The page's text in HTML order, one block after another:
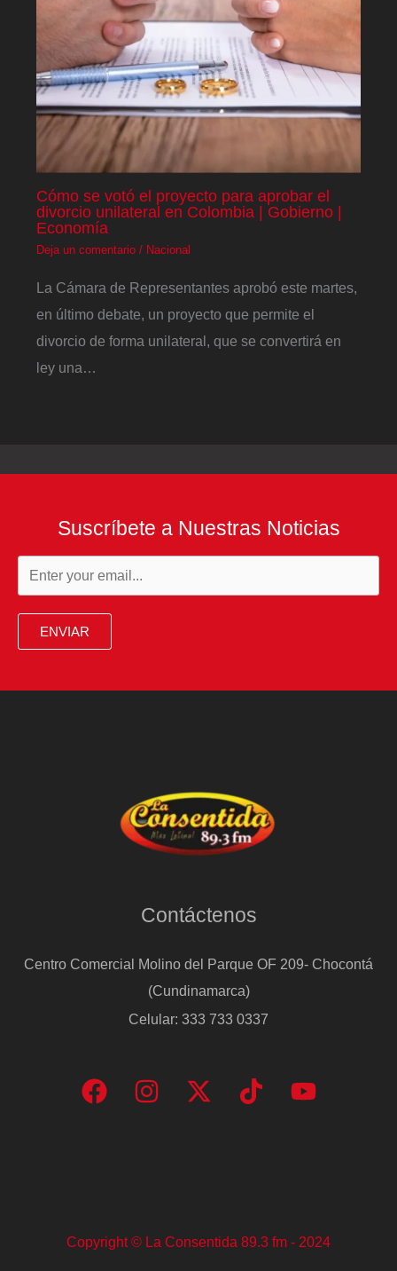
Cómo se votó el proyecto para aprobar el
divorcio unilateral en Colombia | Gobierno |
Economía
Deja un comentario / Nacional
La Cámara de Representantes aprobó este martes,
en último debate, un proyecto que permite el
divorcio de forma unilateral, que se convertirá en
ley una…
Suscríbete a Nuestras Noticias
ENVIAR
Contáctenos
Centro Comercial Molino del Parque OF 209- Chocontá
(Cundinamarca)
Celular: 333 733 0337
Copyright © La Consentida 89.3 fm - 2024